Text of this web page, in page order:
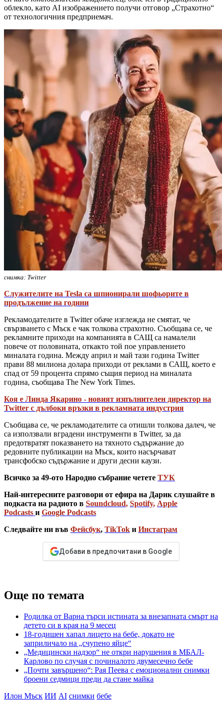
облекло, като AI изображението получи отговор „Страхотно“
от технологичния предприемач.
снимка: Twitter
Служителите на Tesla са шпионирали шофьорите в
продължение на години
Рекламодателите в Twitter обаче изглежда не смятат, че
свързването с Мъск е чак толкова страхотно. Съобщава се, че
рекламните приходи на компанията в САЩ са намалели
повече от половината, откакто той пое управлението
миналата година. Между април и май тази година Twitter
прави 88 милиона долара приходи от реклами в САЩ, което е
спад от 59 процента спрямо същия период на миналата
година, съобщава The New York Times.
Коя е Линда Якарино - новият изпълнителен директор на
Twitter с дълбоки връзки в рекламната индустрия
Съобщава се, че рекламодателите са отишли толкова далеч, че
са използвали вградени инструменти в Twitter, за да
предотвратят показването на тяхното съдържание до
редовните публикации на Мъск, които насърчават
трансфобско съдържание и други десни каузи.
Всичко за 49-ото Народно събрание четете ТУК
Най-интересните разговори от ефира на Дарик слушайте в
подкаста на радиото в Soundcloud, Spotify, Apple
Podcasts и Google Podcasts
Следвайте ни във Фейсбук, TikTok и Инстаграм
Добави в предпочитани в Google
Още по темата
Родилка от Варна търси истината за внезапната смърт на
детето си в края на 9 месец
18-годишен хапал лицето на бебе, докато не
заприличало на „счупено яйце“
„Медицински надзор“ не откри нарушения в МБАЛ-
Карлово по случая с починалото двумесечно бебе
„Почти завършено“: Рая Пеева с емоционални снимки
броени седмици преди да стане майка
Илон Мъск ИИ AI снимки бебе